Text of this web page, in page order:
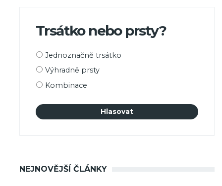
Trsátko nebo prsty?
Možnosti
Jednoznačně trsátko
Výhradně prsty
Kombinace
NEJNOVĚJŠÍ ČLÁNKY